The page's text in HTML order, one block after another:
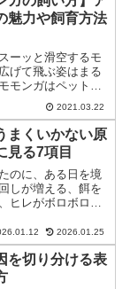
魅力や飼育方法
ーッと滑空するモ
げて飛ぶ姿はまる
モンガはペットと
す。今回はアメリ
育方法について徹
＞アメリカモモン
メリ...
2021.03.22
まくいかない原
る7項目
のに、ある日を境
しが増える、餌を
ヒレがボロボロに
付けられがちで
る場面には、よく
す。捕...
2026.01.25
を切り分ける表